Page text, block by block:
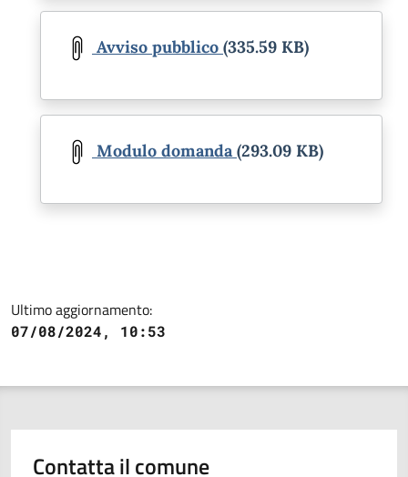
Avviso pubblico (335.59 KB)
Modulo domanda (293.09 KB)
Ultimo aggiornamento:
07/08/2024, 10:53
Contatta il comune